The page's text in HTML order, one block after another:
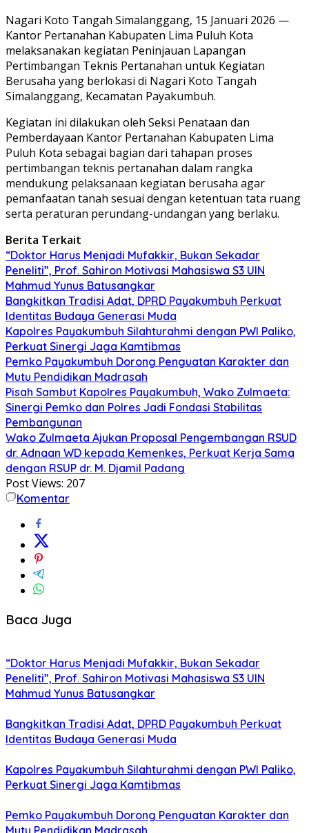
Nagari Koto Tangah Simalanggang, 15 Januari 2026 —
Kantor Pertanahan Kabupaten Lima Puluh Kota
melaksanakan kegiatan Peninjauan Lapangan
Pertimbangan Teknis Pertanahan untuk Kegiatan
Berusaha yang berlokasi di Nagari Koto Tangah
Simalanggang, Kecamatan Payakumbuh.
Kegiatan ini dilakukan oleh Seksi Penataan dan
Pemberdayaan Kantor Pertanahan Kabupaten Lima
Puluh Kota sebagai bagian dari tahapan proses
pertimbangan teknis pertanahan dalam rangka
mendukung pelaksanaan kegiatan berusaha agar
pemanfaatan tanah sesuai dengan ketentuan tata ruang
serta peraturan perundang-undangan yang berlaku.
Berita Terkait
“Doktor Harus Menjadi Mufakkir, Bukan Sekadar
Peneliti”, Prof. Sahiron Motivasi Mahasiswa S3 UIN
Mahmud Yunus Batusangkar
Bangkitkan Tradisi Adat, DPRD Payakumbuh Perkuat
Identitas Budaya Generasi Muda
Kapolres Payakumbuh Silahturahmi dengan PWI Paliko,
Perkuat Sinergi Jaga Kamtibmas
Pemko Payakumbuh Dorong Penguatan Karakter dan
Mutu Pendidikan Madrasah
Pisah Sambut Kapolres Payakumbuh, Wako Zulmaeta:
Sinergi Pemko dan Polres Jadi Fondasi Stabilitas
Pembangunan
Wako Zulmaeta Ajukan Proposal Pengembangan RSUD
dr. Adnaan WD kepada Kemenkes, Perkuat Kerja Sama
dengan RSUP dr. M. Djamil Padang
Post Views: 207
Komentar
Baca Juga
“Doktor Harus Menjadi Mufakkir, Bukan Sekadar
Peneliti”, Prof. Sahiron Motivasi Mahasiswa S3 UIN
Mahmud Yunus Batusangkar
Bangkitkan Tradisi Adat, DPRD Payakumbuh Perkuat
Identitas Budaya Generasi Muda
Kapolres Payakumbuh Silahturahmi dengan PWI Paliko,
Perkuat Sinergi Jaga Kamtibmas
Pemko Payakumbuh Dorong Penguatan Karakter dan